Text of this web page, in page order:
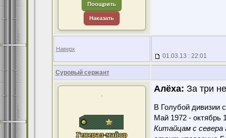
Поощрить
Наказать
Наверх
01.03.13 : 22:01
Суровый сержант
.
Алёха: За три
В Голубой дивизии
Май 1972 - октябрь
Китайцам с севера